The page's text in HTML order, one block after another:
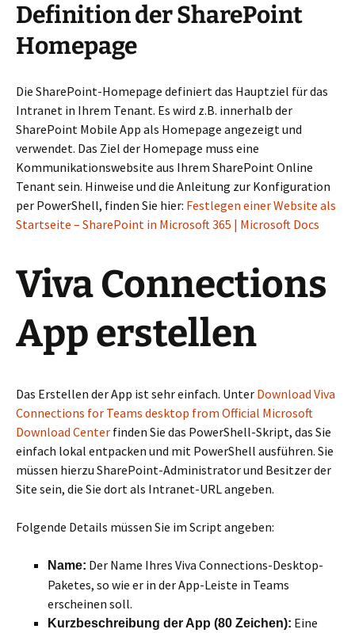
Definition der SharePoint
Homepage
Die SharePoint-Homepage definiert das Hauptziel für das
Intranet in Ihrem Tenant. Es wird z.B. innerhalb der
SharePoint Mobile App als Homepage angezeigt und
verwendet. Das Ziel der Homepage muss eine
Kommunikationswebsite aus Ihrem SharePoint Online
Tenant sein. Hinweise und die Anleitung zur Konfiguration
per PowerShell, finden Sie hier: Festlegen einer Website als
Startseite – SharePoint in Microsoft 365 | Microsoft Docs
Viva Connections
App erstellen
Das Erstellen der App ist sehr einfach. Unter Download Viva
Connections for Teams desktop from Official Microsoft
Download Center finden Sie das PowerShell-Skript, das Sie
einfach lokal entpacken und mit PowerShell ausführen. Sie
müssen hierzu SharePoint-Administrator und Besitzer der
Site sein, die Sie dort als Intranet-URL angeben.
Folgende Details müssen Sie im Script angeben:
Name: Der Name Ihres Viva Connections-Desktop-
Paketes, so wie er in der App-Leiste in Teams
erscheinen soll.
Kurzbeschreibung der App (80 Zeichen): Eine